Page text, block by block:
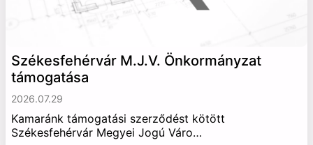
Székesfehérvár M.J.V. Önkormányzat
támogatása
2026.07.29
Kamaránk támogatási szerződést kötött
Székesfehérvár Megyei Jogú Váro…